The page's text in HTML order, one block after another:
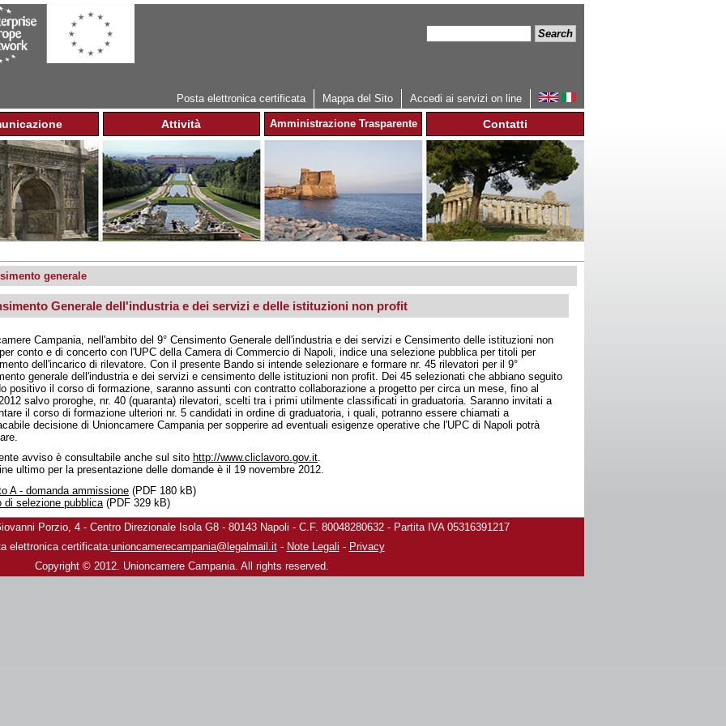
Accedi ai servizi on line
Mappa del Sito
Posta elettronica certificata
Attività Amministrazione Trasparente Contatti
generale
Generale dell'industria e dei servizi e delle istituzioni non profit
Campania, nell'ambito del 9° Censimento Generale dell'industria e dei servizi e Censimento delle istituzioni non
conto e di concerto con l'UPC della Camera di Commercio di Napoli, indice una selezione pubblica per titoli per
dell'incarico di rilevatore. Con il presente Bando si intende selezionare e formare nr. 45 rilevatori per il 9°
generale dell'industria e dei servizi e censimento delle istituzioni non profit. Dei 45 selezionati che abbiano seguito
positivo il corso di formazione, saranno assunti con contratto collaborazione a progetto per circa un mese, fino al
salvo proroghe, nr. 40 (quaranta) rilevatori, scelti tra i primi utilmente classificati in graduatoria. Saranno invitati a
il corso di formazione ulteriori nr. 5 candidati in ordine di graduatoria, i quali, potranno essere chiamati a
decisione di Unioncamere Campania per sopperire ad eventuali esigenze operative che l'UPC di Napoli potrà
avviso è consultabile anche sul sito http://www.cliclavoro.gov.it.
ultimo per la presentazione delle domande è il 19 novembre 2012.
A - domanda ammissione (PDF 180 kB)
di selezione pubblica (PDF 329 kB)
Porzio, 4 - Centro Direzionale Isola G8 - 80143 Napoli - C.F. 80048280632 - Partita IVA 05316391217
elettronica certificata:unioncamerecampania@legalmail.it- Note Legali - Privacy
Copyright © 2012. Unioncamere Campania. All rights reserved.